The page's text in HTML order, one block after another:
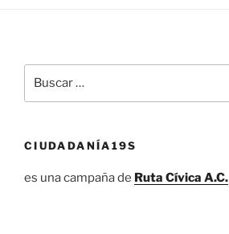
por:
CIUDADANÍA19S
es una campaña de Ruta Cívica A.C.